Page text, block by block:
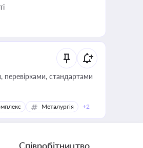
стандартами
Металургія +2
Співробітництво